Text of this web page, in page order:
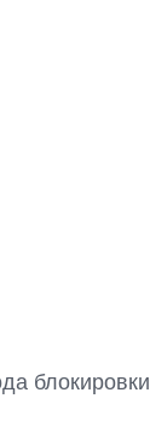
блокировки